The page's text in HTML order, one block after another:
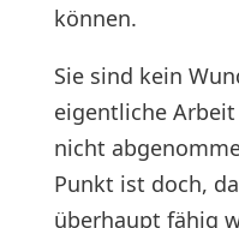
können.
Sie sind kein
eigentliche
nicht
Punkt ist doch,
überhaupt fähig